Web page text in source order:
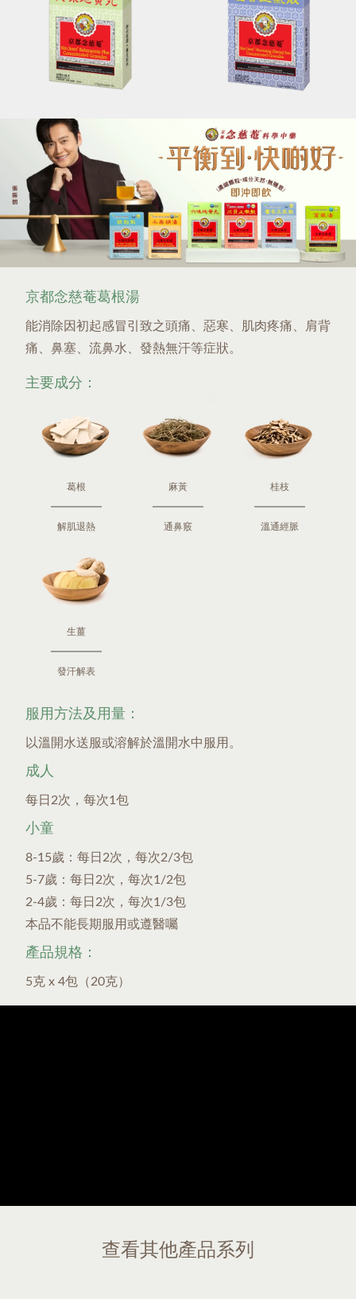
京都念慈菴葛根湯
能消除因初起感冒引致之頭痛、惡寒、肌肉疼痛、肩背
痛、鼻塞、流鼻水、發熱無汗等症狀。
主要成分：
葛根
解肌退熱
麻黃
通鼻竅
桂枝
溫通經脈
生薑
發汗解表
服用方法及用量：
以溫開水送服或溶解於溫開水中服用。
成人
每日2次，每次1包
小童
8-15歲：每日2次，每次2/3包
5-7歲：每日2次，每次1/2包
2-4歲：每日2次，每次1/3包
本品不能長期服用或遵醫囑
產品規格：
5克 x 4包（20克）
查看其他產品系列